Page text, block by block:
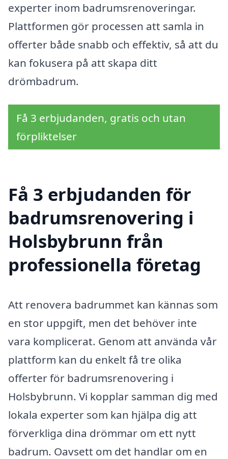
experter inom badrumsrenoveringar.
Plattformen gör processen att samla in
offerter både snabb och effektiv, så att du
kan fokusera på att skapa ditt
drömbadrum.
Få 3 erbjudanden, gratis och utan
förpliktelser
Få 3 erbjudanden för
badrumsrenovering i
Holsbybrunn från
professionella företag
Att renovera badrummet kan kännas som
en stor uppgift, men det behöver inte
vara komplicerat. Genom att använda vår
plattform kan du enkelt få tre olika
offerter för badrumsrenovering i
Holsbybrunn. Vi kopplar samman dig med
lokala experter som kan hjälpa dig att
förverkliga dina drömmar om ett nytt
badrum. Oavsett om det handlar om en